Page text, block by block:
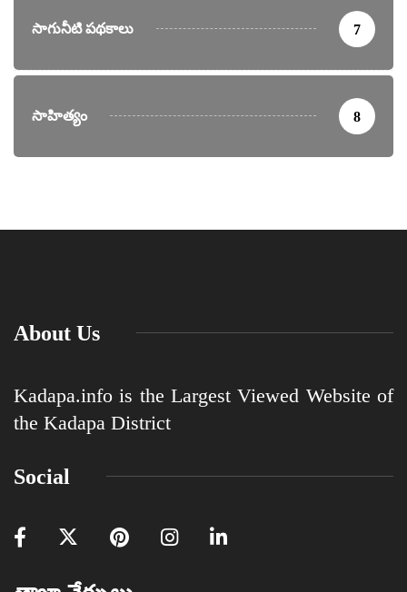
సాగునీటి పథకాలు 7
సాహిత్యం 8
About Us
Kadapa.info is the Largest Viewed Website of
the Kadapa District
Social